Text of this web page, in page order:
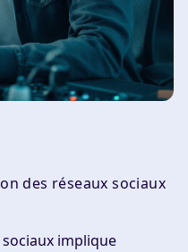
des réseaux sociaux
implique